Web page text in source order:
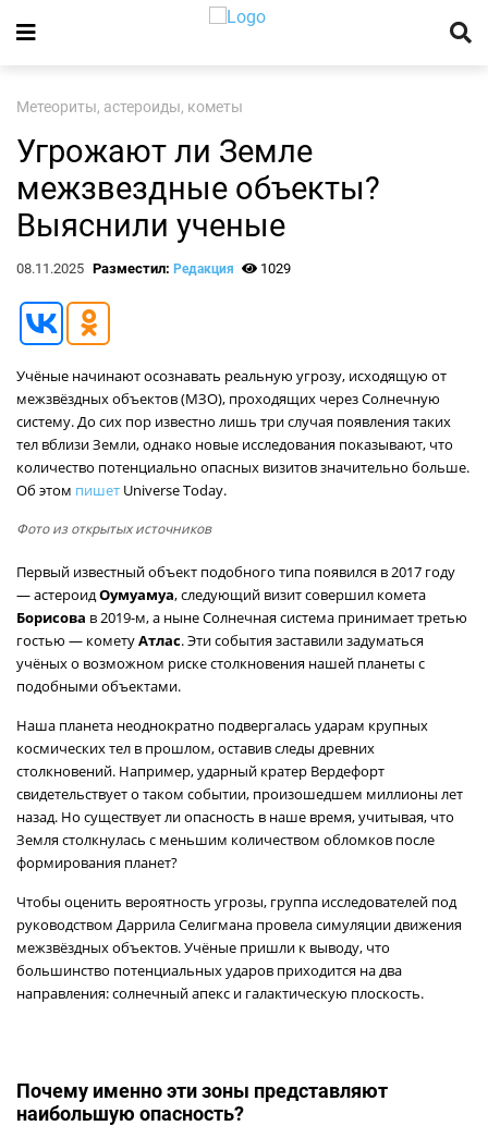
Метеориты, астероиды, кометы
Угрожают ли Земле
межзвездные объекты?
Выяснили ученые
08.11.2025 Разместил: Редакция 1029
Учёные начинают осознавать реальную угрозу, исходящую от
межзвёздных объектов (МЗО), проходящих через Солнечную
систему. До сих пор известно лишь три случая появления таких
тел вблизи Земли, однако новые исследования показывают, что
количество потенциально опасных визитов значительно больше.
Об этом пишет Universe Today.
Фото из открытых источников
Первый известный объект подобного типа появился в 2017 году
— астероидОумуамуа, следующий визит совершил комета
Борисова в 2019-м, а ныне Солнечная система принимает третью
гостью — кометуАтлас. Эти события заставили задуматься
учёных о возможном риске столкновения нашей планеты с
подобными объектами.
Наша планета неоднократно подвергалась ударам крупных
космических тел в прошлом, оставив следы древних
столкновений. Например, ударный кратер Вердефорт
свидетельствует о таком событии, произошедшем миллионы лет
назад. Но существует ли опасность в наше время, учитывая, что
Земля столкнулась с меньшим количеством обломков после
формирования планет?
Чтобы оценить вероятность угрозы, группа исследователей под
руководством Даррила Селигмана провела симуляции движения
межзвёздных объектов. Учёные пришли к выводу, что
большинство потенциальных ударов приходится на два
направления: солнечный апекс и галактическую плоскость.
Почему именно эти зоны представляют
наибольшую опасность?